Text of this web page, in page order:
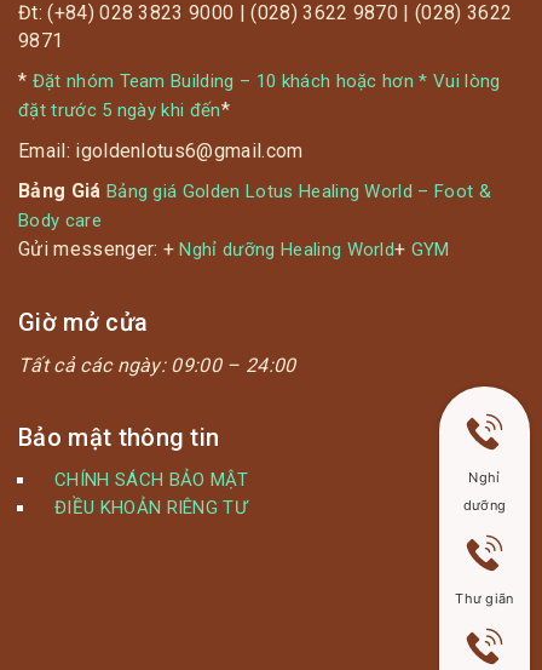
Đt: (+84) 028 3823 9000 | (028) 3622 9870 | (028) 3622
9871
* Đặt nhóm Team Building – 10 khách hoặc hơn * Vui lòng
đặt trước 5 ngày khi đến*
Email: igoldenlotus6@gmail.com
Bảng Giá Bảng giá Golden Lotus Healing World – Foot &
Body care
Gửi messenger: +Nghỉ dưỡng Healing World+ GYM
Giờ mở cửa
Tất cả các ngày: 09:00 – 24:00
Bảo mật thông tin
CHÍNH SÁCH BẢO MẬT
ĐIỀU KHOẢN RIÊNG TƯ
Nghỉ
dưỡng
Thư giãn